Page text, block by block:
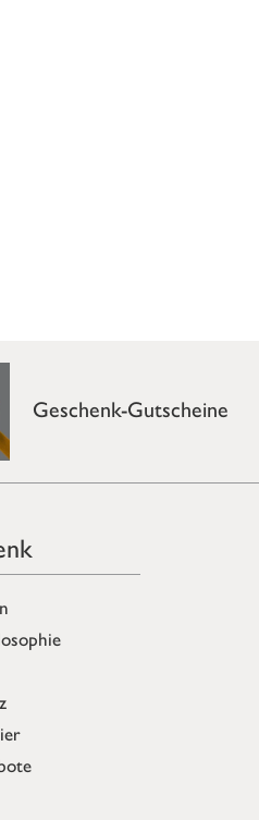
Geschenk-Gutscheine